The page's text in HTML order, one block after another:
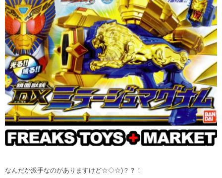
なんだか派手なのがありますけど☆◇☆)？？！